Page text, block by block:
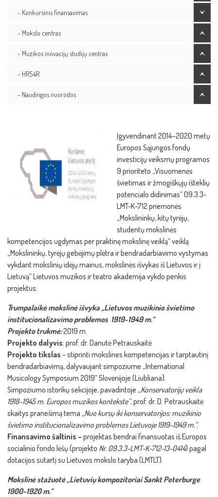
- Konkursinis finansavimas
- Mokslo centras
- Muzikos inovacijų studijų centras
- HRS4R
- Naudingos nuorodos
Įgyvendinant 2014–2020 metų
Europos Sąjungos fondų
investicijų veiksmų programos
9 prioriteto „Visuomenės
švietimas ir žmogiškųjų išteklių
potencialo didinimas“ 09.3.3-
LMT-K-712 priemonės
„Mokslininkų, kitų tyrėjų,
studentų mokslinės
kompetencijos ugdymas per praktinę mokslinę veiklą“ veiklą
„Mokslininkų, tyrėjų gebėjimų plėtra ir bendradarbiavimo vystymas
vykdant mokslinių idėjų mainus, mokslinės išvykas iš Lietuvos ir į
Lietuvą“ Lietuvos muzikos ir teatro akademija vykdo penkis
projektus:
Trumpalaikė mokslinė išvyka „Lietuvos muzikinio švietimo
institucionalizavimo problemos 1919-1949 m.“
Projekto trukmė:2019 m.
Projekto dalyvis: prof. dr. Danutė Petrauskaitė
Projekto tikslas – stiprinti mokslines kompetencijas ir tarptautinį
bendradarbiavimą, dalyvaujant simpoziume „International
Musicology Symposium 2019“ Slovėnijoje (Liubliana).
Simpoziumo istorikų sekcijoje, pavadintoje „Konservatorijų veikla
1918–1945 m. Europos muzikos kontekste“, prof. dr. D. Petrauskaitė
skaitys pranešimą tema „Nuo kursų iki konservatorijos: muzikinio
švietimo institucionalizavimo problemos Lietuvoje 1919–1949 m.“.
Finansavimo šaltinis – projektas bendrai finansuotas iš Europos
socialinio fondo lėšų (projekto Nr. 09.3.3-LMT-K-712-13-0414) pagal
dotacijos sutartį su Lietuvos mokslo taryba (LMTLT).
Mokslinė stažuotė „Lietuvių kompozitoriai Sankt Peterburge
1900-1920 m.“